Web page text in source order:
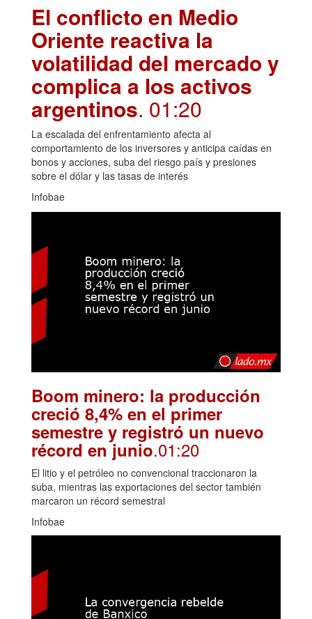
El conflicto en Medio
Oriente reactiva la
volatilidad del mercado y
complica a los activos
argentinos. 01:20
La escalada del enfrentamiento afecta al
comportamiento de los inversores y anticipa caídas en
bonos y acciones, suba del riesgo país y presiones
sobre el dólar y las tasas de interés
Infobae
Boom minero: la producción
creció 8,4% en el primer
semestre y registró un nuevo
récord en junio.01:20
El litio y el petróleo no convencional traccionaron la
suba, mientras las exportaciones del sector también
marcaron un récord semestral
Infobae